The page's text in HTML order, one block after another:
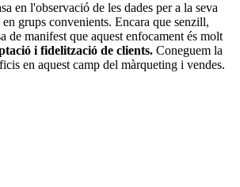
en l'observació de les dades per a la seva
grups convenients. Encara que senzill,
de manifest que aquest enfocament és molt
i fidelització de clients. Coneguem la
en aquest camp del màrqueting i vendes.